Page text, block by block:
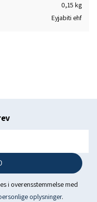
0,15 kg
Eyjabiti ehf
i overensstemmelse med
oplysninger.